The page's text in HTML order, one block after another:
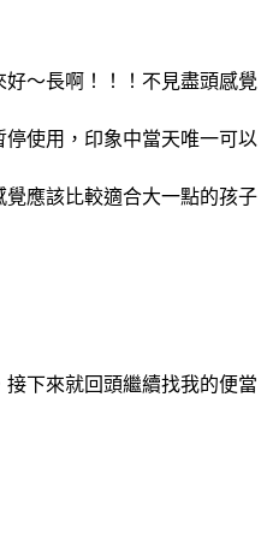
～長啊！！！不見盡頭感覺
使用，印象中當天唯一可以
應該比較適合大一點的孩子
下來就回頭繼續找我的便當